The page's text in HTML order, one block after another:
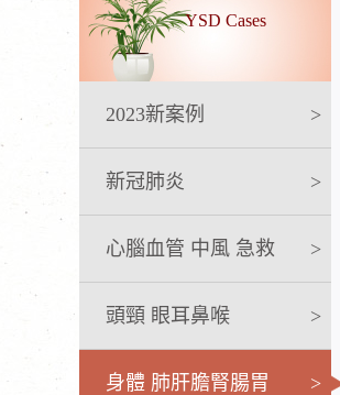
YSD Cases
2023新案例 >
新冠肺炎 >
心腦血管 中風 急救 >
頭頸 眼耳鼻喉 >
身體 肺肝膽腎腸胃 >